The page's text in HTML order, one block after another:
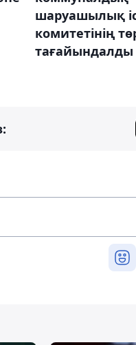
шаруашылық
комитетінің
тағайындалды